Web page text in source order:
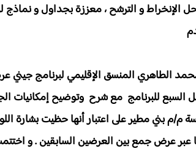
الإنخراط و الترشح ، معززة بجداول و
المنسق الإقليمي لبرنامج جيني عرضا
للبرنامج مع شرح وتوضيح إمكانيات
عبر عرض جمع بين العرضين السابقين . و